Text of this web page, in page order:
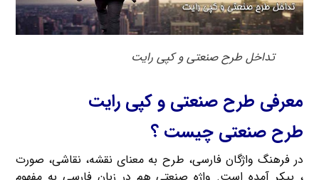
تداخل طرح صنعتی و کپی رایت
معرفی طرح صنعتی و کپی رایت
طرح صنعتی چیست ؟
در فرهنگ واژگان فارسی، طرح به معنای نقشه، نقاشی، صورت